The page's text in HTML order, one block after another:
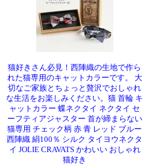
猫好きさん必見！西陣織の生地で作ら
れた猫専用のキャットカラーです。 大
切なご家族とちょっと贅沢でおしゃれ
な生活をお楽しみください。猫 首輪 キ
ャットカラー 蝶ネクタイ ネクタイ セ
ーフティアジャスター 首が締まらない
猫専用 チェック柄 赤 青 レッド ブルー
西陣織 絹100％ シルク タイヨウネクタ
イ JOLIE CRAVATS かわいい おしゃれ
猫好き